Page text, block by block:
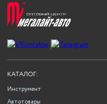
КАТАЛОГ:
Инструмент
Автотовары